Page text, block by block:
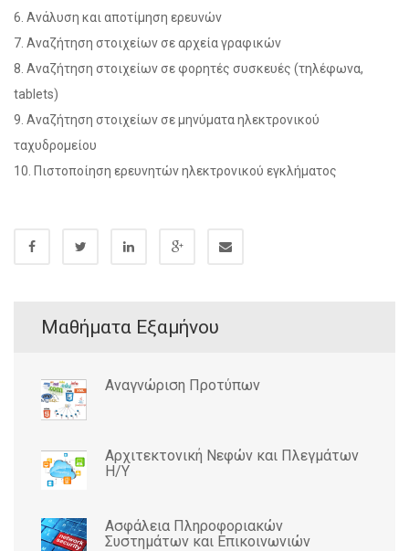
6. Ανάλυση και αποτίμηση ερευνών
7. Αναζήτηση στοιχείων σε αρχεία γραφικών
8. Αναζήτηση στοιχείων σε φορητές συσκευές (τηλέφωνα,
tablets)
9. Αναζήτηση στοιχείων σε μηνύματα ηλεκτρονικού
ταχυδρομείου
10. Πιστοποίηση ερευνητών ηλεκτρονικού εγκλήματος
Μαθήματα Εξαμήνου
Αναγνώριση Προτύπων
Αρχιτεκτονική Νεφών και Πλεγμάτων
Η/Υ
Ασφάλεια Πληροφοριακών
Συστημάτων και Επικοινωνιών